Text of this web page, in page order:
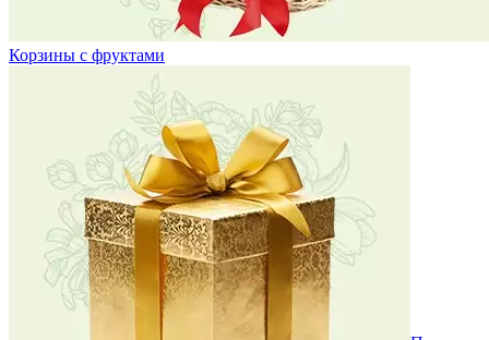
Корзины с фруктами